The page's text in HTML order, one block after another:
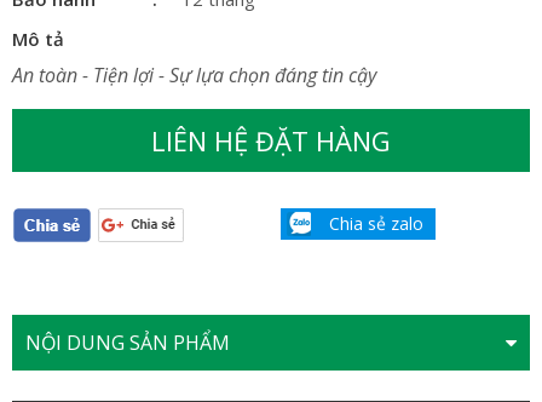
Mô tả
An toàn - Tiện lợi - Sự lựa chọn đáng tin cậy
LIÊN HỆ ĐẶT HÀNG
Chia sẻ zalo
NỘI DUNG SẢN PHẨM